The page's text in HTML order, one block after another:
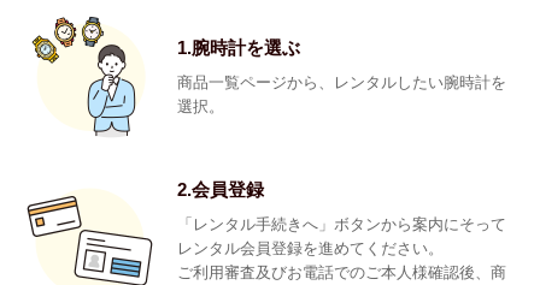
1.腕時計を選ぶ
商品一覧ページから、レンタルしたい腕時計を
選択。
2.会員登録
「レンタル手続きへ」ボタンから案内にそって
レンタル会員登録を進めてください。
ご利用審査及びお電話でのご本人様確認後、商